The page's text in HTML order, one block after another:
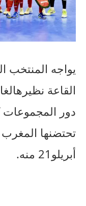
يواجه المنتخب
القاعة نظيره
دور المجموعات
تحتضنها المغرب
أبريلو 21 منه.